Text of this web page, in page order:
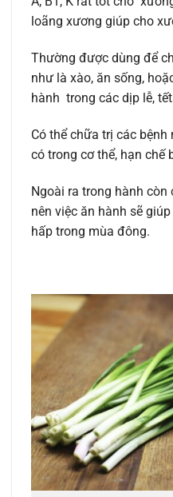
loãng xương giúp cho
Thường được dùng để
như là xào, ăn sống,
hành trong các dịp lễ,
Có thể chữa trị các
có trong cơ thể, hạn chế
Ngoài ra trong hành
nên việc ăn hành sẽ
hấp trong mùa đông.